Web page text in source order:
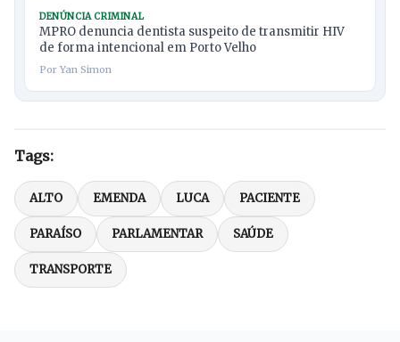
DENÚNCIA CRIMINAL
MPRO denuncia dentista suspeito de transmitir HIV
de forma intencional em Porto Velho
Por Yan Simon
Tags:
ALTO EMENDA LUCA PACIENTE
PARAÍSO PARLAMENTAR SAÚDE
TRANSPORTE